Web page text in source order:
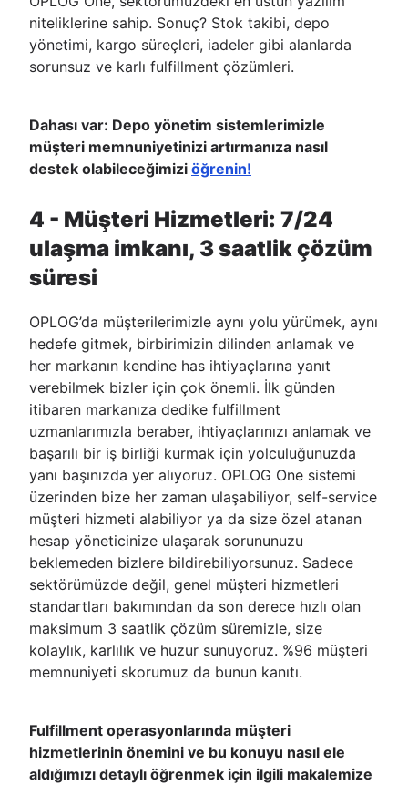
niteliklerine sahip. Sonuç? Stok takibi, depo
yönetimi, kargo süreçleri, iadeler gibi alanlarda
sorunsuz ve karlı fulfillment çözümleri.
Dahası var: Depo yönetim sistemlerimizle
müşteri memnuniyetinizi artırmanıza nasıl
destek olabileceğimizi öğrenin!
4 - Müşteri Hizmetleri: 7/24
ulaşma imkanı, 3 saatlik çözüm
süresi
OPLOG’da müşterilerimizle aynı yolu yürümek, aynı
hedefe gitmek, birbirimizin dilinden anlamak ve
her markanın kendine has ihtiyaçlarına yanıt
verebilmek bizler için çok önemli. İlk günden
itibaren markanıza dedike fulfillment
uzmanlarımızla beraber, ihtiyaçlarınızı anlamak ve
başarılı bir iş birliği kurmak için yolculuğunuzda
yanı başınızda yer alıyoruz. OPLOG One sistemi
üzerinden bize her zaman ulaşabiliyor, self-service
müşteri hizmeti alabiliyor ya da size özel atanan
hesap yöneticinize ulaşarak sorununuzu
beklemeden bizlere bildirebiliyorsunuz. Sadece
sektörümüzde değil, genel müşteri hizmetleri
standartları bakımından da son derece hızlı olan
maksimum 3 saatlik çözüm süremizle, size
kolaylık, karlılık ve huzur sunuyoruz. %96 müşteri
memnuniyeti skorumuz da bunun kanıtı.
Fulfillment operasyonlarında müşteri
hizmetlerinin önemini ve bu konuyu nasıl ele
aldığımızı detaylı öğrenmek için ilgili makalemize